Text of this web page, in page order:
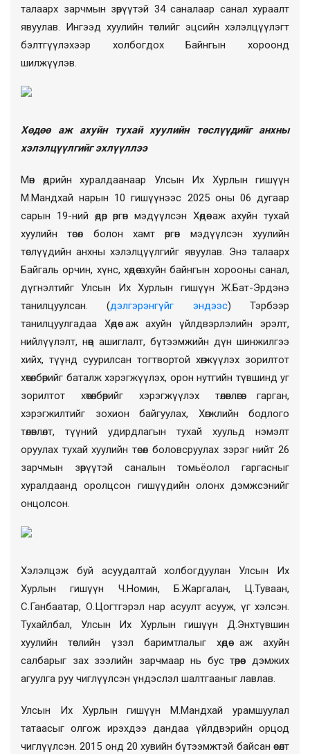
талаарх зарчмын зөрүүтэй 34 саналаар санал хураалт
явуулав. Ингээд хуулийн төслийг эцсийн хэлэлцүүлэгт
бэлтгүүлэхээр холбогдох Байнгын хороонд
шилжүүлэв.
Хөдөө аж ахуйн тухай хуулийн төслүүдийг анхны
хэлэлцүүлгийг эхлүүллээ
Мөн өдрийн хуралдаанаар Улсын Их Хурлын гишүүн
М.Мандхай нарын 10 гишүүнээс 2025 оны 06 дугаар
сарын 19-ний өдөр өргөн мэдүүлсэн Хөдөө аж ахуйн тухай
хуулийн төсөл болон хамт өргөн мэдүүлсэн хуулийн
төслүүдийн анхны хэлэлцүүлгийг явуулав. Энэ талаарх
Байгаль орчин, хүнс, хөдөө ахуйн байнгын хорооны санал,
дүгнэлтийг Улсын Их Хурлын гишүүн Ж.Бат-Эрдэнэ
танилцуулсан. (дэлгэрэнгүйг эндээс)
Тэрбээр
танилцуулгадаа Хөдөө аж ахуйн үйлдвэрлэлийн эрэлт,
нийлүүлэлт, нөөц ашиглалт, бүтээмжийн дүн шинжилгээ
хийх, түүнд суурилсан тогтвортой хөгжүүлэх зорилтот
хөтөлбөрийг баталж хэрэгжүүлэх, орон нутгийн түвшинд уг
зорилтот хөтөлбөрийг хэрэгжүүлэх төлөвлөгөө гарган,
хэрэгжилтийг зохион байгуулах, Хөгжлийн бодлого
төлөвлөлт, түүний удирдлагын тухай хуульд нэмэлт
оруулах тухай хуулийн төсөл боловсруулах зэрэг нийт 26
зарчмын зөрүүтэй саналын томьёолол гаргасныг
хуралдаанд оролцсон гишүүдийн олонх дэмжсэнийг
онцолсон.
Хэлэлцэж буй асуудалтай холбогдуулан Улсын Их
Хурлын гишүүн Ч.Номин, Б.Жаргалан, Ц.Туваан,
С.Ганбаатар, О.Цогтгэрэл нар асуулт асууж, үг хэлсэн.
Тухайлбал, Улсын Их Хурлын гишүүн Д.Энхтүвшин
хуулийн төслийн үзэл баримтлалыг хөдөө аж ахуйн
салбарыг зах зээлийн зарчмаар нь бус төрөөс дэмжих
агуулга руу чиглүүлсэн үндэслэл шалтгааныг лавлав.
Улсын Их Хурлын гишүүн М.Мандхай урамшуулал
татаасыг олгож ирэхдээ дандаа үйлдвэрийн орцод
чиглүүлсэн. 2015 онд 20 хувийн бүтээмжтэй байсан өсөлт